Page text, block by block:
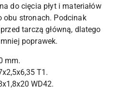
do cięcia płyt i materiałów
obu stronach. Podcinak
tarczą główną, dlatego
poprawek.
mm.
T1.
WD42.